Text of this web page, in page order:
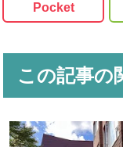
Pocket
この記事の